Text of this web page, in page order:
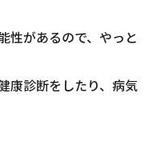
性があるので、やっと
康診断をしたり、病気